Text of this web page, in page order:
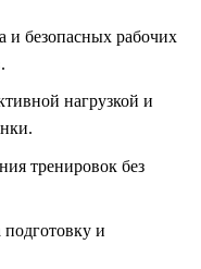
и безопасных рабочих
нагрузкой и
тренировок без
подготовку и